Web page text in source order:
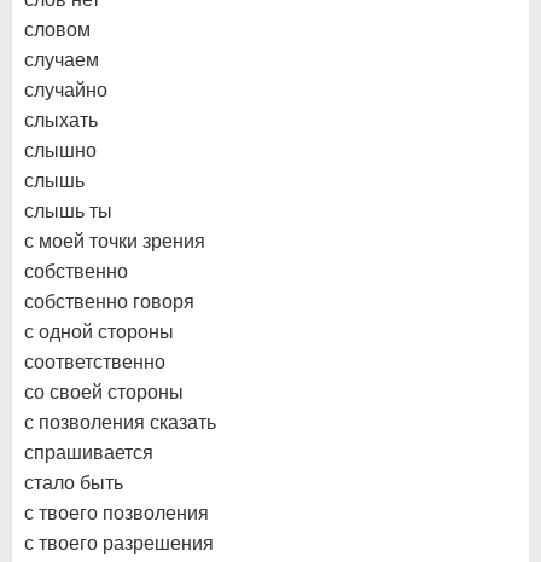
словом
случаем
случайно
слыхать
слышно
слышь
слышь ты
с моей точки зрения
собственно
собственно говоря
с одной стороны
соответственно
со своей стороны
с позволения сказать
спрашивается
стало быть
с твоего позволения
с твоего разрешения